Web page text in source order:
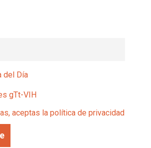
del Día
gTt-VIH
aceptas la política de privacidad